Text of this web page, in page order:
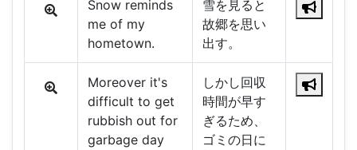
Snow reminds
me of my
hometown.
雪を見ると
故郷を思い
出す。
Moreover it's
difficult to get
rubbish out for
garbage day
しかし回収
時間が早す
ぎるため、
ゴミの日に